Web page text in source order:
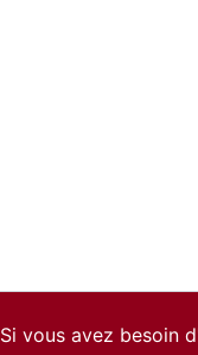
Si vous avez besoin